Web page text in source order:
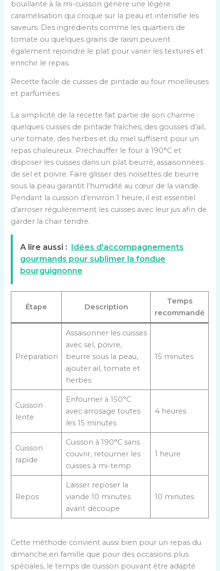
bouillante à la mi-cuisson génère une légère
caramélisation qui croque sur la peau et intensifie les
saveurs. Des ingrédients comme les quartiers de
tomate ou quelques grains de raisin peuvent
également rejoindre le plat pour varier les textures et
enrichir le repas.
Recette facile de cuisses de pintade au four moelleuses
et parfumées
La simplicité de la recette fait partie de son charme :
quelques cuisses de pintade fraîches, des gousses d’ail,
une tomate, des herbes et du miel suffisent pour un
repas chaleureux. Préchauffer le four à 190°C et
disposer les cuisses dans un plat beurré, assaisonnées
de sel et poivre. Faire glisser des noisettes de beurre
sous la peau garantit l’humidité au cœur de la viande.
Pendant la cuisson d’environ 1 heure, il est essentiel
d’arroser régulièrement les cuisses avec leur jus afin de
garder la chair tendre.
A lire aussi :
Idées d'accompagnements
gourmands pour sublimer la fondue
bourguignonne
Étape Description
Temps
recommandé
Préparation
Assaisonner les cuisses
avec sel, poivre,
beurre sous la peau,
ajouter ail, tomate et
herbes
15 minutes
Cuisson
lente
Enfourner à 150°C
avec arrosage toutes
les 15 minutes
4 heures
Cuisson
rapide
Cuisson à 190°C sans
couvrir, retourner les
cuisses à mi-temp
1 heure
Repos
Laisser reposer la
viande 10 minutes
avant découpe
10 minutes
Cette méthode convient aussi bien pour un repas du
dimanche en famille que pour des occasions plus
spéciales, le temps de cuisson pouvant être adapté